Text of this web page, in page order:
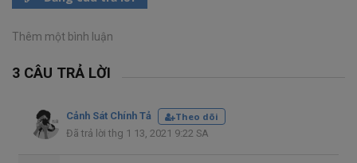
Thêm một bình luận
3 CÂU TRẢ LỜI
Cảnh Sát Chính Tả
Theo dõi
Đã trả lời thg 1 13, 2021 9:22 SA